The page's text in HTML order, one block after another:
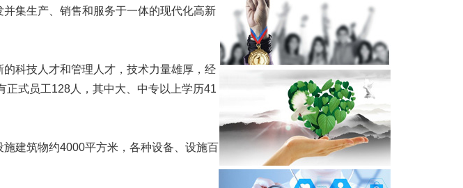
集生产、销售和服务于一体的现代化高新
技人才和管理人才，技术力量雄厚，经
式员工128人，其中大、中专以上学历41
建筑物约4000平方米，各种设备、设施百